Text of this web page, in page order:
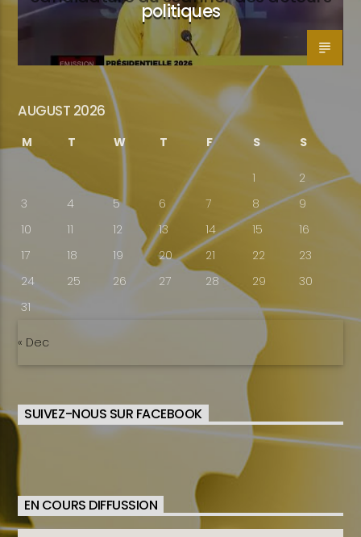
politiques
AUGUST 2026
M T W T F S S
1
2
3
4 5 6 7 8
9
10
11 12 13 14 15
16
17
18 19 20 21 22
23
24
25 26 27 28 29
30
31
« Dec
SUIVEZ-NOUS SUR FACEBOOK
EN COURS DIFFUSSION